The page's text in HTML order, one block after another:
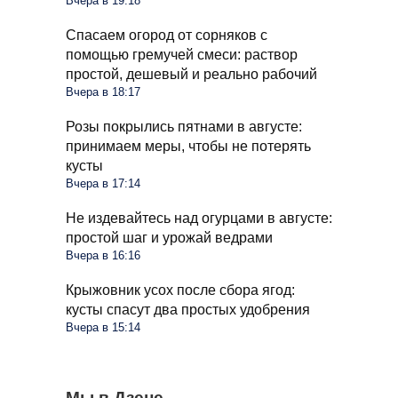
Спасаем огород от сорняков с
помощью гремучей смеси: раствор
простой, дешевый и реально рабочий
Вчера в 18:17
Розы покрылись пятнами в августе:
принимаем меры, чтобы не потерять
кусты
Вчера в 17:14
Не издевайтесь над огурцами в августе:
простой шаг и урожай ведрами
Вчера в 16:16
Крыжовник усох после сбора ягод:
кусты спасут два простых удобрения
Вчера в 15:14
Стиралка больше не прыгает по полу как